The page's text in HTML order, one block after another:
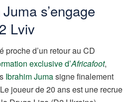
s’engage
Lviv
proche d’un retour au CD
exclusive d’Africafoot,
Ibrahim Jumasigne finalement
joueur de 20 ans est une recrue